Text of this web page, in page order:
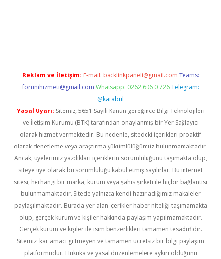
Reklam ve İletişim: E-mail: backlinkpaneli@gmail.com Teams:
forumhizmeti@gmail.com Whatsapp: 0262 606 0 726 Telegram:
@karabul
Yasal Uyarı: Sitemiz, 5651 Sayılı Kanun gereğince Bilgi Teknolojileri
ve İletişim Kurumu (BTK) tarafından onaylanmış bir Yer Sağlayıcı
olarak hizmet vermektedir. Bu nedenle, sitedeki içerikleri proaktif
olarak denetleme veya araştırma yükümlülüğümüz bulunmamaktadır.
Ancak, üyelerimiz yazdıkları içeriklerin sorumluluğunu taşımakta olup,
siteye üye olarak bu sorumluluğu kabul etmiş sayılırlar. Bu internet
sitesi, herhangi bir marka, kurum veya şahıs şirketi ile hiçbir bağlantısı
bulunmamaktadır. Sitede yalnızca kendi hazırladığımız makaleler
paylaşılmaktadır. Burada yer alan içerikler haber niteliği taşımamakta
olup, gerçek kurum ve kişiler hakkında paylaşım yapılmamaktadır.
Gerçek kurum ve kişiler ile isim benzerlikleri tamamen tesadüfidir.
Sitemiz, kar amacı gütmeyen ve tamamen ücretsiz bir bilgi paylaşım
platformudur. Hukuka ve yasal düzenlemelere aykırı olduğunu